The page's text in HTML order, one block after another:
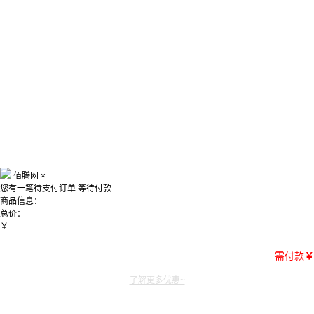
佰腾网 ×
您有一笔待支付订单 等待付款
商品信息：
总价：
￥
需付款￥
了解更多优惠~